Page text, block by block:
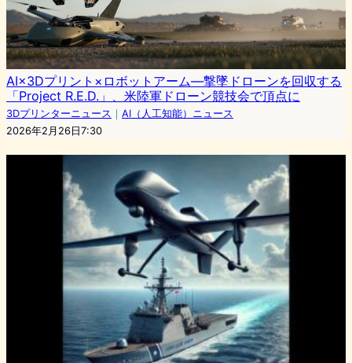
AI×3Dプリント×ロボットアーム—撃墜ドローンを回収する
「Project R.E.D.」、米陸軍ドローン競技会で頂点に
3Dプリンターニュース ｜ AI（人工知能）ニュース
2026年2月26日7:30